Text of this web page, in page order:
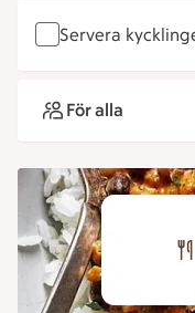
Servera
För alla